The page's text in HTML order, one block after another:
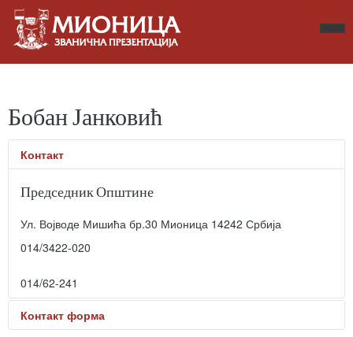
Бобан Јанковић
Контакт
Председник Општине
Ул. Војводе Мишића бр.30 Мионица 14242 Србија
014/3422-020
014/62-241
Контакт форма